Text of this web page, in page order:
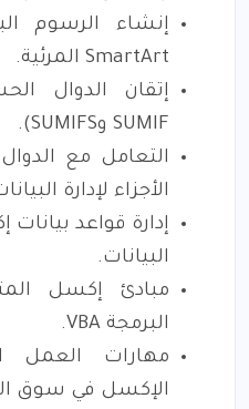
إنشاء الرسوم
SmartArt المرئية.
إتقان الدوال
SUMIF وSUMIFS).
التعامل مع
الأجزاء لإدارة
إدارة قواعد
البيانات.
مبادئ إكسل
البرمجة VBA.
مهارات العمل
الإكسل في سوق